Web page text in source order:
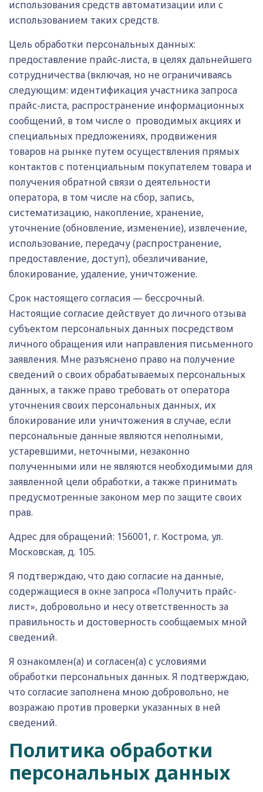
использования средств автоматизации или с
использованием таких средств.
Цель обработки персональных данных:
предоставление прайс-листа, в целях дальнейшего
сотрудничества (включая, но не ограничиваясь
следующим: идентификация участника запроса
прайс-листа, распространение информационных
сообщений, в том числе о проводимых акциях и
специальных предложениях, продвижения
товаров на рынке путем осуществления прямых
контактов с потенциальным покупателем товара и
получения обратной связи о деятельности
оператора, в том числе на сбор, запись,
систематизацию, накопление, хранение,
уточнение (обновление, изменение), извлечение,
использование, передачу (распространение,
предоставление, доступ), обезличивание,
блокирование, удаление, уничтожение.
Срок настоящего согласия — бессрочный.
Настоящие согласие действует до личного отзыва
субъектом персональных данных посредством
личного обращения или направления письменного
заявления. Мне разъяснено право на получение
сведений о своих обрабатываемых персональных
данных, а также право требовать от оператора
уточнения своих персональных данных, их
блокирование или уничтожения в случае, если
персональные данные являются неполными,
устаревшими, неточными, незаконно
полученными или не являются необходимыми для
заявленной цели обработки, а также принимать
предусмотренные законом мер по защите своих
прав.
Адрес для обращений: 156001, г. Кострома, ул.
Московская, д. 105.
Я подтверждаю, что даю согласие на данные,
содержащиеся в окне запроса «Получить прайс-
лист», добровольно и несу ответственность за
правильность и достоверность сообщаемых мной
сведений.
Я ознакомлен(а) и согласен(а) с условиями
обработки персональных данных. Я подтверждаю,
что согласие заполнена мною добровольно, не
возражаю против проверки указанных в ней
сведений.
Политика обработки
персональных данных